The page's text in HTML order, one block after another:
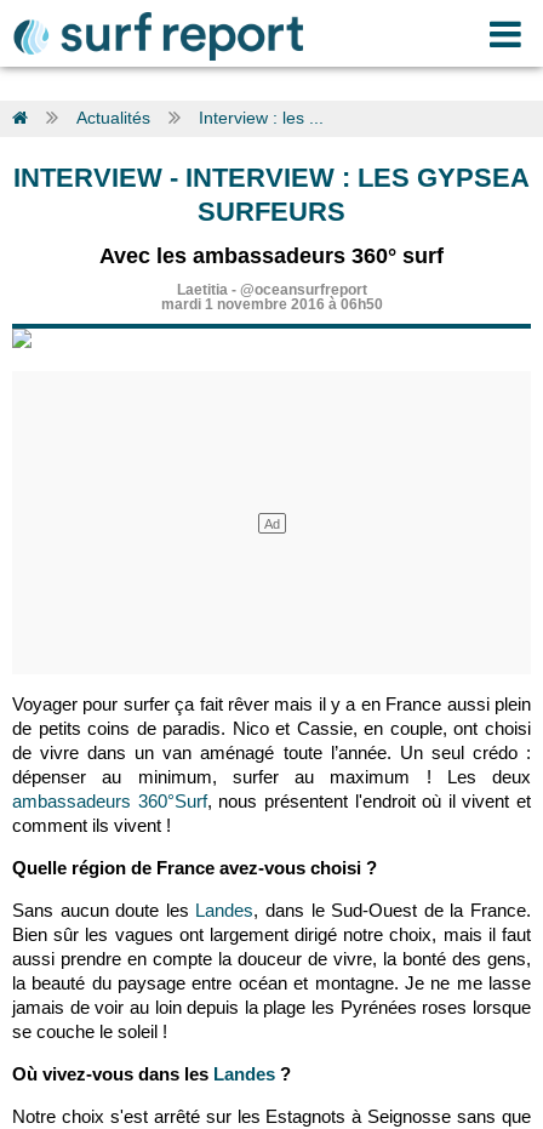
Actualités Interview : les ...
INTERVIEW - INTERVIEW : LES GYPSEA
SURFEURS
Avec les ambassadeurs 360° surf
Laetitia- @oceansurfreport
mardi 1 novembre 2016 à 06h50
Voyager pour surfer ça fait rêver mais il y a en France aussi plein
de petits coins de paradis. Nico et Cassie, en couple, ont choisi
de vivre dans un van aménagé toute l’année. Un seul crédo :
dépenser au minimum, surfer au maximum ! Les deux
ambassadeurs 360°Surf, nous présentent l'endroit où il vivent et
comment ils vivent !
Quelle région de France avez-vous choisi ?
Sans aucun doute les Landes, dans le Sud-Ouest de la France.
Bien sûr les vagues ont largement dirigé notre choix, mais il faut
aussi prendre en compte la douceur de vivre, la bonté des gens,
la beauté du paysage entre océan et montagne. Je ne me lasse
jamais de voir au loin depuis la plage les Pyrénées roses lorsque
se couche le soleil !
Où vivez-vous dans les Landes ?
Notre choix s'est arrêté sur les Estagnots à Seignosse sans que